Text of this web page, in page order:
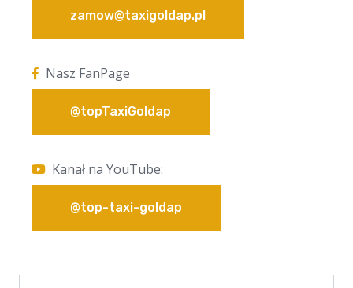
zamow@taxigoldap.pl
Nasz FanPage
@topTaxiGoldap
Kanał na YouTube:
@top-taxi-goldap